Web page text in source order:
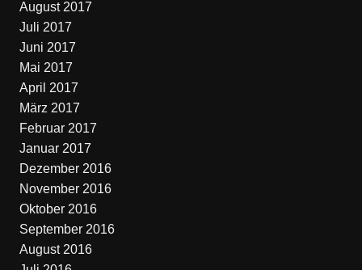
August 2017
Juli 2017
Juni 2017
Mai 2017
April 2017
März 2017
Februar 2017
Januar 2017
Dezember 2016
November 2016
Oktober 2016
September 2016
August 2016